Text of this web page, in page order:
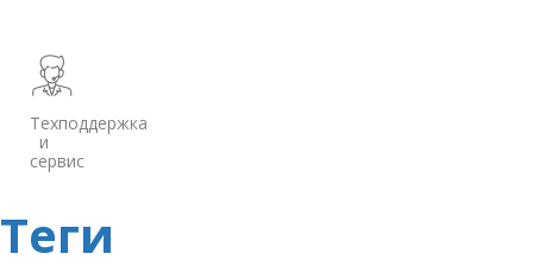
Техподдержка
и
сервис
Теги